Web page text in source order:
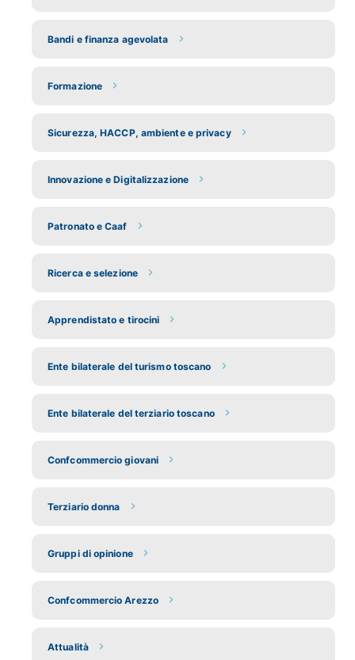
Bandi e finanza agevolata
Formazione
Sicurezza, HACCP, ambiente e privacy
Innovazione e Digitalizzazione
Patronato e Caaf
Ricerca e selezione
Apprendistato e tirocini
Ente bilaterale del turismo toscano
Ente bilaterale del terziario toscano
Confcommercio giovani
Terziario donna
Gruppi di opinione
Confcommercio Arezzo
Attualità